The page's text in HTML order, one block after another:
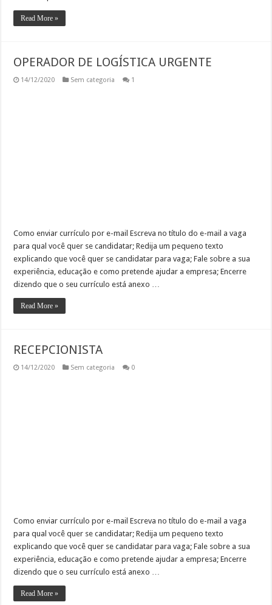
Read More »
OPERADOR DE LOGÍSTICA URGENTE
14/12/2020 Sem categoria 1
Como enviar currículo por e-mail Escreva no título do e-mail a vaga
para qual você quer se candidatar; Redija um pequeno texto
explicando que você quer se candidatar para vaga; Fale sobre a sua
experiência, educação e como pretende ajudar a empresa; Encerre
dizendo que o seu currículo está anexo …
Read More »
RECEPCIONISTA
14/12/2020 Sem categoria 0
Como enviar currículo por e-mail Escreva no título do e-mail a vaga
para qual você quer se candidatar; Redija um pequeno texto
explicando que você quer se candidatar para vaga; Fale sobre a sua
experiência, educação e como pretende ajudar a empresa; Encerre
dizendo que o seu currículo está anexo …
Read More »